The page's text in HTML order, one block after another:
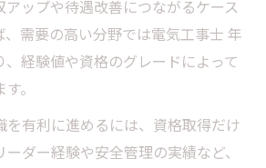
ップや待遇改善につながるケース
需要の高い分野では電気工事士 年
経験値や資格のグレードによって
。
を有利に進めるには、資格取得だけ
ダー経験や安全管理の実績など、